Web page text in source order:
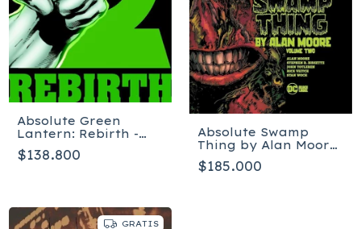
Absolute Green
Lantern: Rebirth -
Tapa dura
$138.800
Absolute Swamp
Thing by Alan Moore
Vol. 2 - Inglés - Tapa
dura
$185.000
GRATIS